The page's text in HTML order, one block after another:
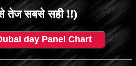
तेज सबसे सही !!)
day Panel Chart